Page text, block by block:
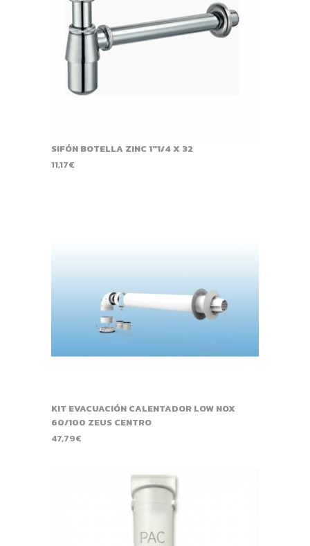
SIFÓN BOTELLA ZINC 1"1/4 X 32
11,17€
KIT EVACUACIÓN CALENTADOR LOW NOX
60/100 ZEUS CENTRO
47,79€